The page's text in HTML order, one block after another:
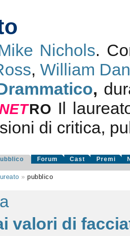
Nichols.
, William
,
TRO Il
di critica,
Forum Cast Premi
»pubblico
valori di